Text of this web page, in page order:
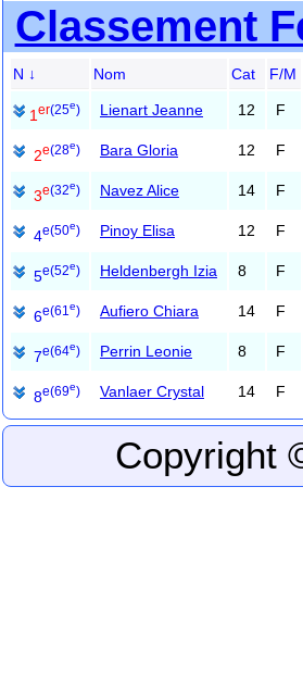
Classement
N ↓ Nom Cat F/M
1er(25e) Lienart Jeanne 12 F
2e(28e) Bara Gloria 12 F
3e(32e) Navez Alice 14 F
4e(50e) Pinoy Elisa 12 F
5e(52e) Heldenbergh Izia 8 F
6e(61e) Aufiero Chiara 14 F
7e(64e) Perrin Leonie 8 F
8e(69e) Vanlaer Crystal 14 F
Copyright